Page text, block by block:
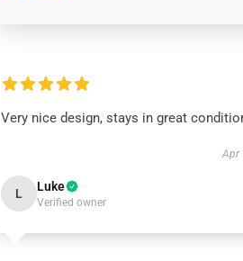
Very nice design, stays in great
Apr
L Luke
Verified owner